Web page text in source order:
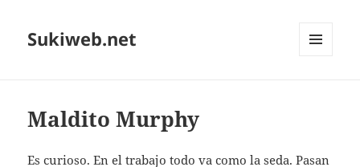
Sukiweb.net
Maldito Murphy
Es curioso. En el trabajo todo va como la seda. Pasan